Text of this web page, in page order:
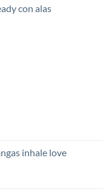
con alas
inhale love